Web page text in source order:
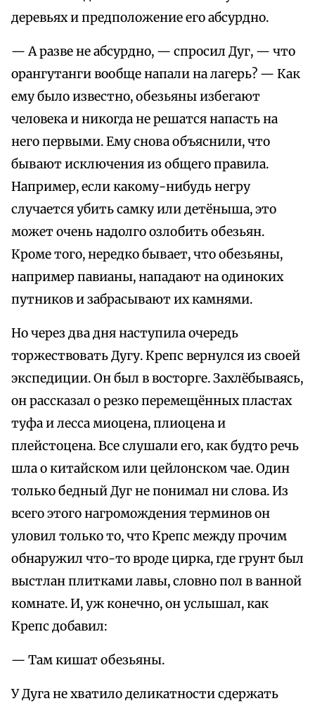
деревьях и предположение его абсурдно.
— А разве не абсурдно, — спросил Дуг, — что
орангутанги вообще напали на лагерь? — Как
ему было известно, обезьяны избегают
человека и никогда не решатся напасть на
него первыми. Ему снова объяснили, что
бывают исключения из общего правила.
Например, если какому-нибудь негру
случается убить самку или детёныша, это
может очень надолго озлобить обезьян.
Кроме того, нередко бывает, что обезьяны,
например павианы, нападают на одиноких
путников и забрасывают их камнями.
Но через два дня наступила очередь
торжествовать Дугу. Крепс вернулся из своей
экспедиции. Он был в восторге. Захлёбываясь,
он рассказал о резко перемещённых пластах
туфа и лесса миоцена, плиоцена и
плейстоцена. Все слушали его, как будто речь
шла о китайском или цейлонском чае. Один
только бедный Дуг не понимал ни слова. Из
всего этого нагромождения терминов он
уловил только то, что Крепс между прочим
обнаружил что-то вроде цирка, где грунт был
выстлан плитками лавы, словно пол в ванной
комнате. И, уж конечно, он услышал, как
Крепс добавил:
— Там кишат обезьяны.
У Дуга не хватило деликатности сдержать